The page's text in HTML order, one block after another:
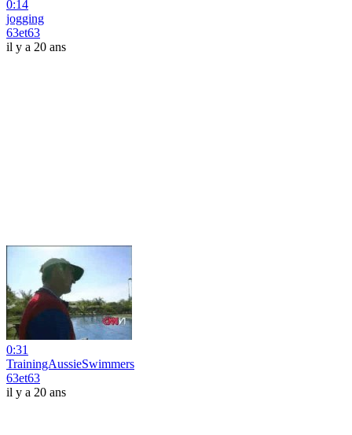
0:14
jogging
63et63
il y a 20 ans
0:31
TrainingAussieSwimmers
63et63
il y a 20 ans